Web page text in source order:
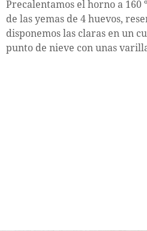
Precalentamos el horno a 160
de las yemas de 4 huevos,
disponemos las claras en un
punto de nieve con unas